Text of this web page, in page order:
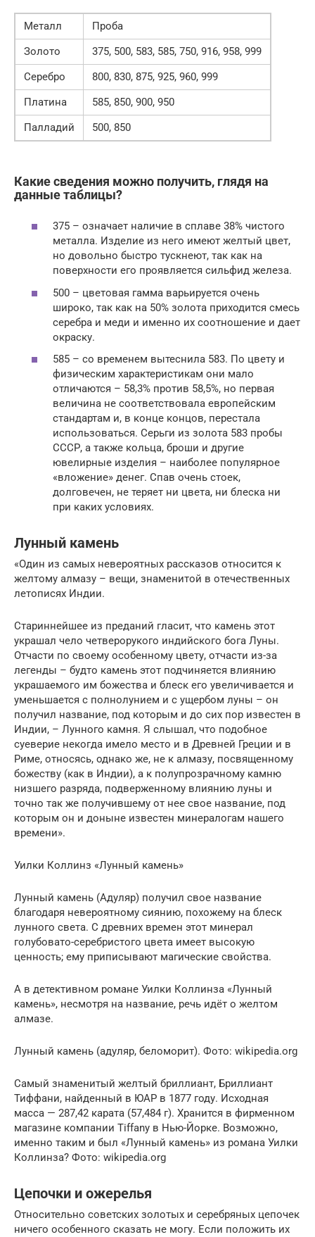
Металл
Проба
Золото
375, 500, 583, 585, 750, 916, 958, 999
Серебро
800, 830, 875, 925, 960, 999
Платина
585, 850, 900, 950
Палладий
500, 850
Какие сведения можно получить, глядя на
данные таблицы?
375 – означает наличие в сплаве 38% чистого
металла. Изделие из него имеют желтый цвет,
но довольно быстро тускнеют, так как на
поверхности его проявляется сильфид железа.
500 – цветовая гамма варьируется очень
широко, так как на 50% золота приходится смесь
серебра и меди и именно их соотношение и дает
окраску.
585 – со временем вытеснила 583. По цвету и
физическим характеристикам они мало
отличаются – 58,3% против 58,5%, но первая
величина не соответствовала европейским
стандартам и, в конце концов, перестала
использоваться. Серьги из золота 583 пробы
СССР, а также кольца, броши и другие
ювелирные изделия – наиболее популярное
«вложение» денег. Спав очень стоек,
долговечен, не теряет ни цвета, ни блеска ни
при каких условиях.
Лунный камень
«Один из самых невероятных рассказов относится к
желтому алмазу – вещи, знаменитой в отечественных
летописях Индии.
Стариннейшее из преданий гласит, что камень этот
украшал чело четверорукого индийского бога Луны.
Отчасти по своему особенному цвету, отчасти из-за
легенды – будто камень этот подчиняется влиянию
украшаемого им божества и блеск его увеличивается и
уменьшается с полнолунием и с ущербом луны – он
получил название, под которым и до сих пор известен в
Индии, – Лунного камня. Я слышал, что подобное
суеверие некогда имело место и в Древней Греции и в
Риме, относясь, однако же, не к алмазу, посвященному
божеству (как в Индии), а к полупрозрачному камню
низшего разряда, подверженному влиянию луны и
точно так же получившему от нее свое название, под
которым он и доныне известен минералогам нашего
времени».
Уилки Коллинз «Лунный камень»
Лунный камень (Адуляр) получил свое название
благодаря невероятному сиянию, похожему на блеск
лунного света. С древних времен этот минерал
голубовато-серебристого цвета имеет высокую
ценность; ему приписывают магические свойства.
А в детективном романе Уилки Коллинза «Лунный
камень», несмотря на название, речь идёт о желтом
алмазе.
Лунный камень (адуляр, беломорит). Фото: wikipedia.org
Самый знаменитый желтый бриллиант, Бриллиант
Тиффани, найденный в ЮАР в 1877 году. Исходная
масса — 287,42 карата (57,484 г). Хранится в фирменном
магазине компании Tiffany в Нью-Йорке. Возможно,
именно таким и был «Лунный камень» из романа Уилки
Коллинза? Фото: wikipedia.org
Цепочки и ожерелья
Относительно советских золотых и серебряных цепочек
ничего особенного сказать не могу. Если положить их